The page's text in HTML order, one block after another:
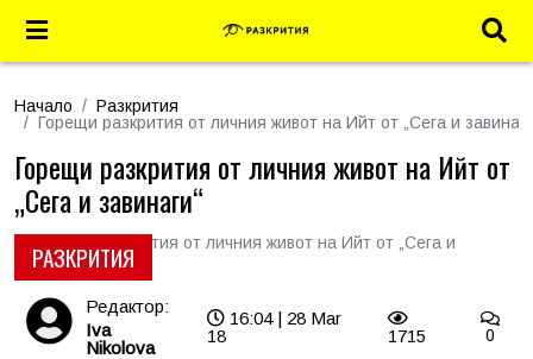
Начало
Разкрития
Горещи разкрития от личния живот на Ийт от „Сега и
РАЗКРИТИЯ
Горещи разкрития от личния живот на Ийт от
„Сега и завинаги“
Редактор:
Iva
Nikolova
16:04 | 28 Mar
18
1715 0